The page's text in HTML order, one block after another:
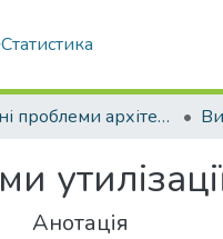
Статистика
Сучасні проблеми архітектури та містобудування
Анотація